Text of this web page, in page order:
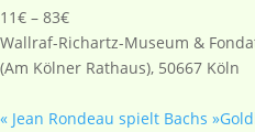
11€ – 83€
Wallraf-Richartz-Museum &
(Am Kölner Rathaus), 50667 Köln
« Jean Rondeau spielt Bachs